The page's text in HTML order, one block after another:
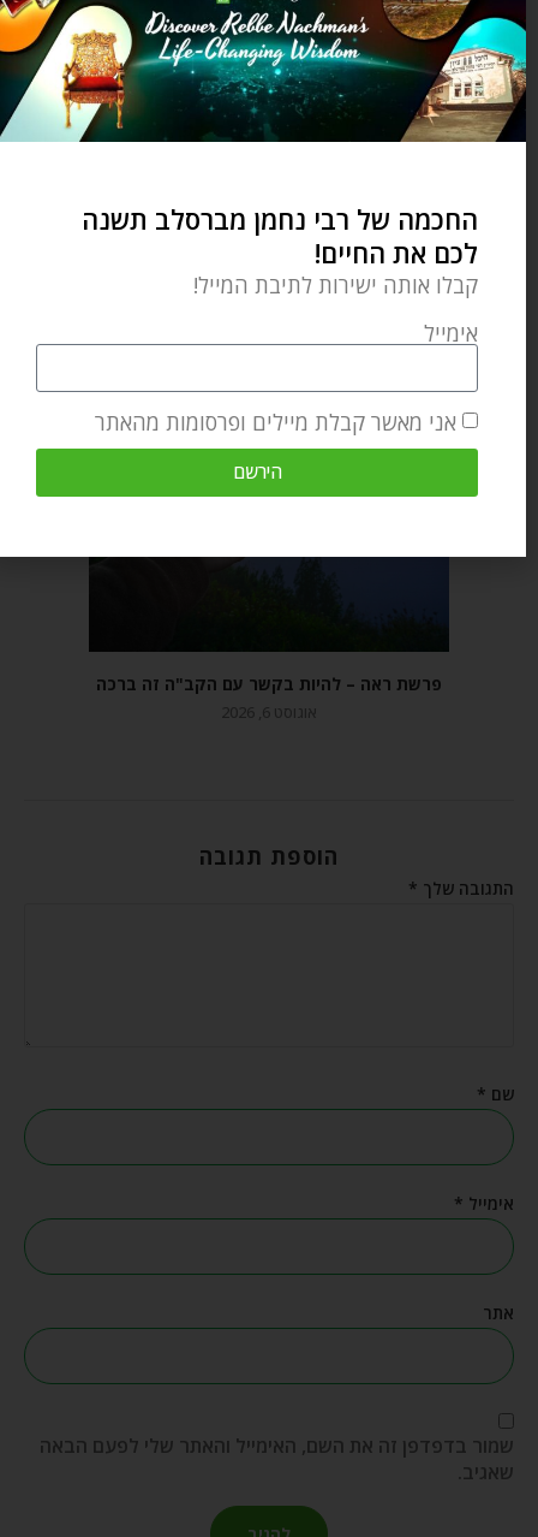
Bridge”, “Anatomy of the Soul”,
“This Land is My Land”, and many
more titles, as well as annotating
the entire 15 volume English
מאמר הבא
מאמרים קשורים
פרשת ראה – להיות בקשר עם הקב"ה זה ברכה
אוגוסט 6, 2026
הוספת תגובה
התגובה שלך*
שם*
אימייל*
אתר
שמור בדפדפן זה את השם, האימייל והאתר שלי לפעם הבאה
שאגיב.
החכמה של רבי נחמן מברסלב תשנה
לכם את החיים!
קבלו אותה ישירות לתיבת המייל!
אימייל
אני מאשר קבלת מיילים ופרסומות מהאתר
הירשם